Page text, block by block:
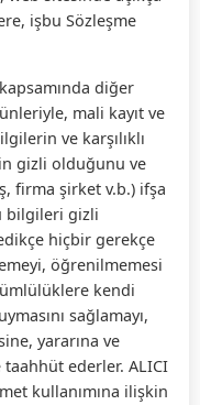
işbu Sözleşme
diğer
mali kayıt ve
ve karşılıklı
gizli olduğunu ve
firma şirket v.b.) ifşa
bilgileri gizli
hiçbir gerekçe
öğrenilmemesi
kendi
sağlamayı,
yararına ve
taahhüt ederler. ALICI
kullanımına ilişkin